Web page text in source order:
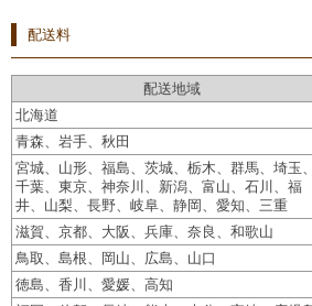
配送料
配送地域
北海道
青森、岩手、秋田
宮城、山形、福島、茨城、栃木、群馬、埼玉、
千葉、東京、神奈川、新潟、富山、石川、福
井、山梨、長野、岐阜、静岡、愛知、三重
滋賀、京都、大阪、兵庫、奈良、和歌山
鳥取、島根、岡山、広島、山口
徳島、香川、愛媛、高知